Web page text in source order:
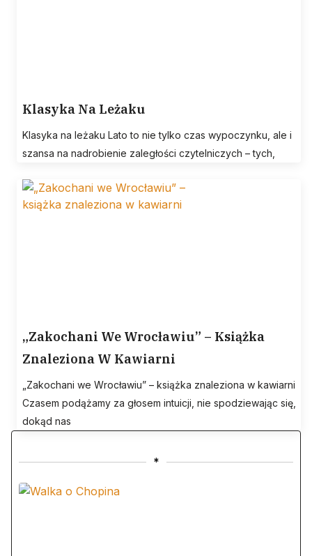
Klasyka Na Leżaku
Klasyka na leżaku Lato to nie tylko czas wypoczynku, ale i
szansa na nadrobienie zaległości czytelniczych – tych,
„Zakochani We Wrocławiu” – Książka
Znaleziona W Kawiarni
„Zakochani we Wrocławiu” – książka znaleziona w kawiarni
Czasem podążamy za głosem intuicji, nie spodziewając się,
dokąd nas
*